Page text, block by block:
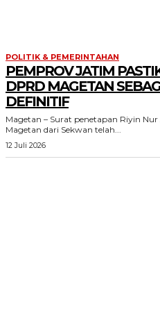
POLITIK & PEMERINTAHAN
PEMPROV JATIM
DPRD MAGETAN
DEFINITIF
Magetan – Surat penetapan Riyin
Magetan dari Sekwan telah...
12 Juli 2026